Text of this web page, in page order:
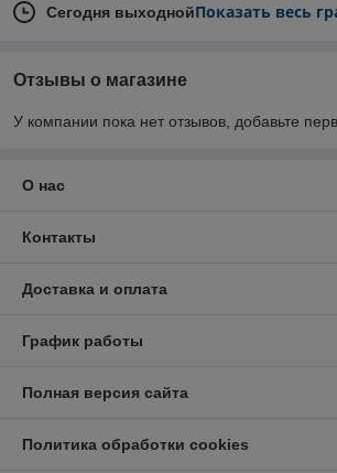
Сегодня выходнойПоказать весь
Отзывы о магазине
У компании пока нет отзывов, добавьте
О нас
Контакты
Доставка и оплата
График работы
Полная версия сайта
Политика обработки cookies